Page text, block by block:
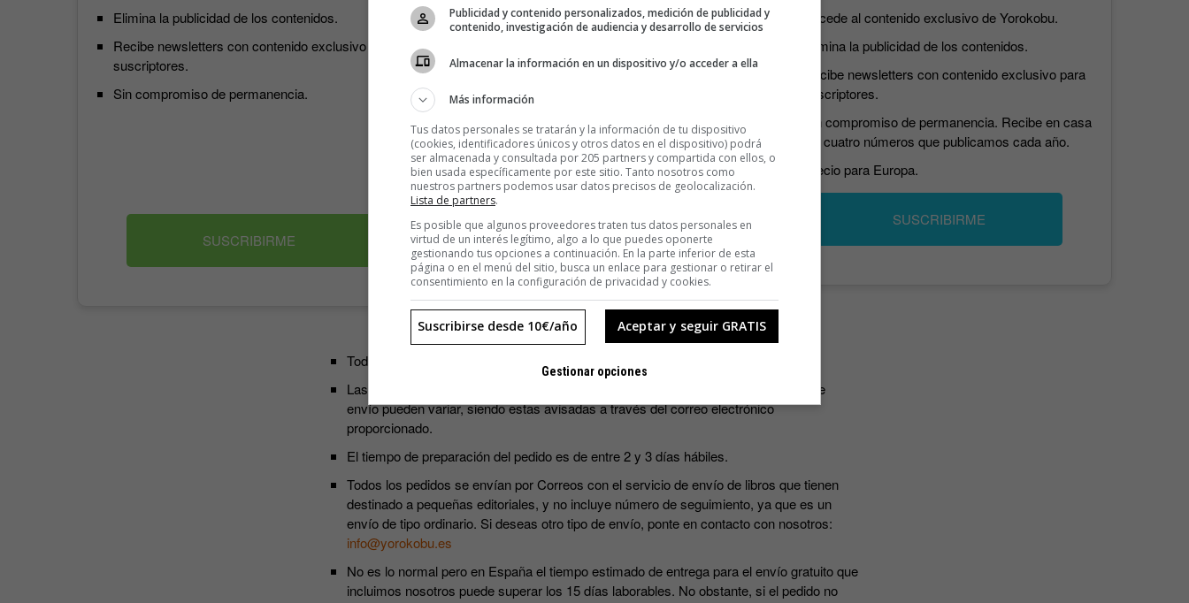
Elimina la publicidad de los contenidos.
Recibe newsletters con contenido exclusivo para
suscriptores.
Sin compromiso de permanencia.
SUSCRIBIRME
Accede al contenido exclusivo de Yorokobu.
Recibe newsletters con contenido exclusivo para
suscriptores.
Sin compromiso de permanencia. Recibe en casa
los cuatro números que publicamos cada año.
Precio para la península y Baleares.
SUSCRIBIRME
Accede al contenido exclusivo de Yorokobu.
Elimina la publicidad de los contenidos.
Recibe newsletters con contenido exclusivo para
suscriptores.
Sin compromiso de permanencia. Recibe en casa
los cuatro números que publicamos cada año.
Precio para Europa.
SUSCRIBIRME
Todos los precios incluyen IVA.
Las suscripciones incluyen los cuatro números que se editan al año. Las fechas de
envío pueden variar, siendo estas avisadas a través del correo electrónico
proporcionado.
El tiempo de preparación del pedido es de entre 2 y 3 días hábiles.
Todos los pedidos se envían por Correos con el servicio de envío de libros que tienen
destinado a pequeñas editoriales, y no incluye número de seguimiento, ya que es un
envío de tipo ordinario. Si deseas otro tipo de envío, ponte en contacto con nosotros:
info@yorokobu.es
No es lo normal pero en España el tiempo estimado de entrega para el envío gratuito que
incluimos nosotros puede superar los 15 días laborables. No obstante, si el pedido no
Publicidad y contenido personalizados, medición de publicidad y
contenido, investigación de audiencia y desarrollo de servicios
Almacenar la información en un dispositivo y/o acceder a ella
Más información
Tus datos personales se tratarán y la información de tu dispositivo
(cookies, identificadores únicos y otros datos en el dispositivo) podrá
ser almacenada y consultada por 205 partners y compartida con ellos, o
bien usada específicamente por este sitio. Tanto nosotros como
nuestros partners podemos usar datos precisos de geolocalización.
Lista de partners.
Es posible que algunos proveedores traten tus datos personales en
virtud de un interés legítimo, algo a lo que puedes oponerte
gestionando tus opciones a continuación. En la parte inferior de esta
página o en el menú del sitio, busca un enlace para gestionar o retirar el
consentimiento en la configuración de privacidad y cookies.
Aceptar y seguir GRATIS
Suscribirse desde 10€/año
Gestionar opciones